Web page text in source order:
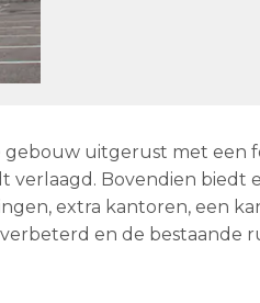
gebouw uitgerust met een
verlaagd. Bovendien biedt
extra kantoren, een
en de bestaande